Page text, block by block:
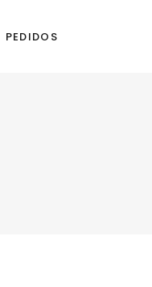
PEDIDOS